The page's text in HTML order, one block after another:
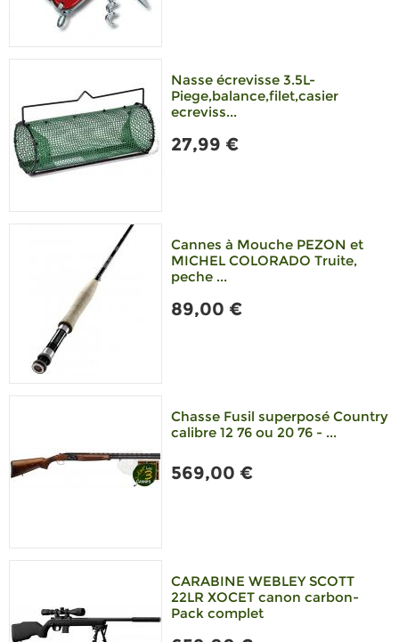
Nasse écrevisse 3.5L-
Piege,balance,filet,casier
ecreviss...
27,99 €
Cannes à Mouche PEZON et
MICHEL COLORADO Truite,
peche ...
89,00 €
Chasse Fusil superposé Country
calibre 12 76 ou 20 76 - ...
569,00 €
CARABINE WEBLEY SCOTT
22LR XOCET canon carbon-
Pack complet